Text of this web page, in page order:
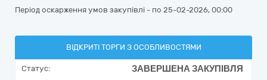
Період оскарження умов закупівлі - по 25-02-2026, 00:00
ВІДКРИТІ ТОРГИ З ОСОБЛИВОСТЯМИ
Статус: ЗАВЕРШЕНА ЗАКУПІВЛЯ